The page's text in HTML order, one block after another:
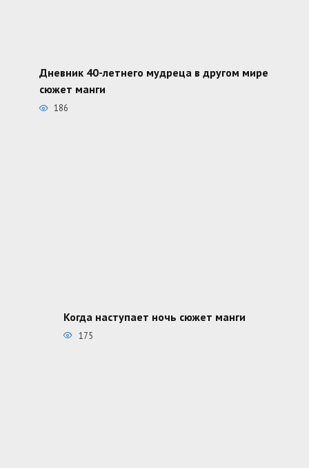
Дневник 40-летнего мудреца в другом мире
сюжет манги
186
Когда наступает ночь сюжет манги
175